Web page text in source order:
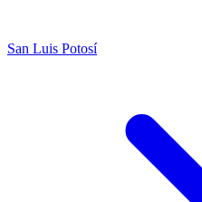
San Luis Potosí